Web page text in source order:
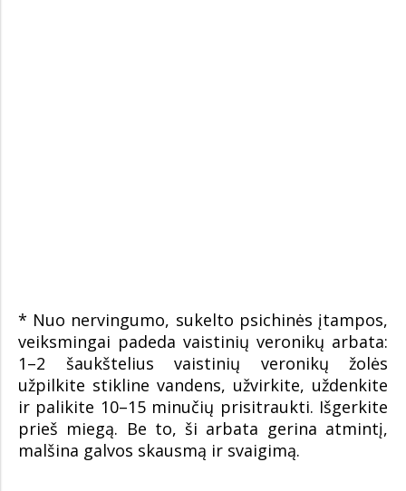
* Nuo nervingumo, sukelto psichinės įtampos,
veiksmingai padeda vaistinių veronikų arbata:
1–2 šaukštelius vaistinių veronikų žolės
užpilkite stikline vandens, užvirkite, uždenkite
ir palikite 10–15 minučių prisitraukti. Išgerkite
prieš miegą. Be to, ši arbata gerina atmintį,
malšina galvos skausmą ir svaigimą.